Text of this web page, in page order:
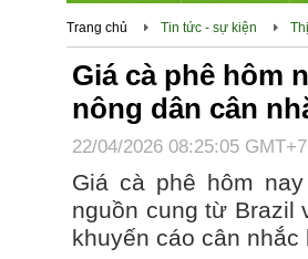
Trang chủ Tin tức - sự kiện
Giá cà phê hôm
nông dân cân
22/04/2026 08:25:05 GMT+7
Giá cà phê hôm
nguồn cung từ Brazil
khuyến cáo cân nhắc